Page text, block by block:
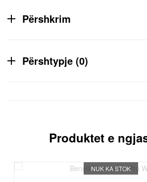
Përshkrim
Përshtypje (0)
Produktet e
NUK KA STOK